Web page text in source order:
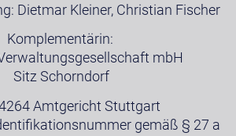
Dietmar Kleiner, Christian Fischer
Komplementärin:
mbH
Sitz Schorndorf
Amtgericht Stuttgart
gemäß § 27 a